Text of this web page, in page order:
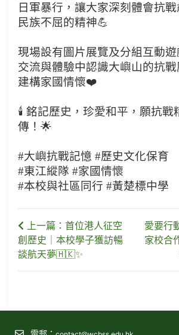
日軍暴行，讓大家深刻體會抗
民族不屈的精神💪
現場設有圖片展覽及分組互動
交流與體驗中認識大嶼山的抗
建構家國情懷❤️
🕯️ 銘記歷史，珍愛和平，願抗戰
傳！🌟
#大嶼抗戰記憶 #歷史文化保育
#東江縱隊 #家國情懷
#本校與社區同行 #黃楚標中學
上一篇：首位港人征空
創歷史｜本校學子獲訪暢
談航天夢🇭🇰✨
愛要行
家校合